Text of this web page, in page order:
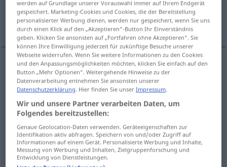
unpreventable, inescapable, unavoidable
unpreventable unabwendbarVerhängnis,
Schicksal, Katastrophe etc
inescapable unabwendbar
Katastrophe etc
unavoidable unabwendbar
werden auf Grundlage unserer Vorauswahl immer auf Ihrem Endgerät
gespeichert. Marketing-Cookies und Cookies, die der Bereitstellung
personalisierter Werbung dienen, werden nur gespeichert, wenn Sie uns
durch einen Klick auf den „Akzeptieren“-Button Ihr Einverständnis
geben. Klicken Sie ansonsten auf „Fortfahren ohne Akzeptieren“. Sie
können Ihre Einwilligung jederzeit für zukünftige Besuche unserer
Webseite widerrufen. Wenn Sie weitere Informationen zu den Cookies
und den Anpassungsmöglichkeiten möchten, klicken Sie einfach auf den
Button „Mehr Optionen“. Weitergehende Hinweise zu der
Datenverarbeitung entnehmen Sie ansonsten unserer
Datenschutzerklärung. Hier finden Sie unserImpressum.
Wir und unsere Partner verarbeiten Daten, um
Folgendes bereitzustellen:
Genaue Geolocation-Daten verwenden. Geräteeigenschaften zur
Identifikation aktiv abfragen. Speichern von und/oder Zugriff auf
Informationen auf einem Gerät. Personalisierte Werbung und Inhalte,
Messung von Werbung und Inhalten, Zielgruppenforschung und
Entwicklung von Dienstleistungen.